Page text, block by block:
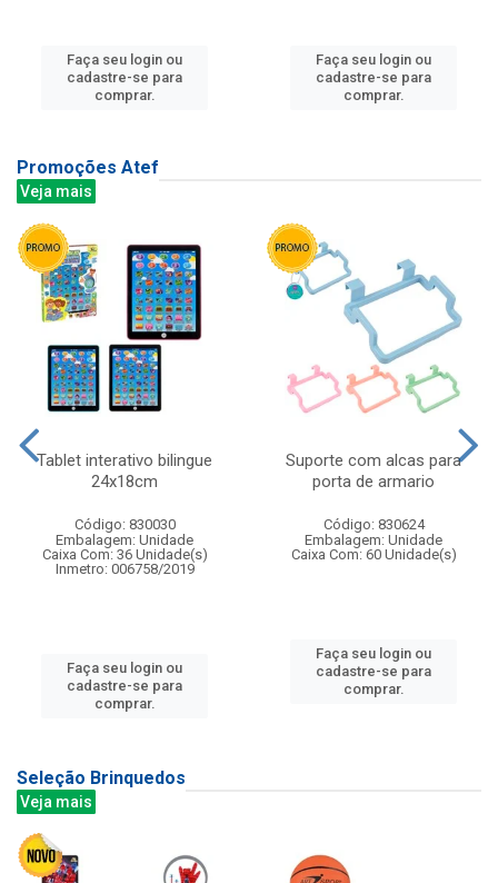
Faça seu login ou
cadastre-se para
comprar.
Faça seu login ou
cadastre-se para
comprar.
Promoções Atef
Veja mais
Tablet interativo bilingue
24x18cm
Código: 830030
Embalagem: Unidade
Caixa Com: 36 Unidade(s)
Inmetro: 006758/2019
Faça seu login ou
cadastre-se para
comprar.
Suporte com alcas para
porta de armario
Código: 830624
Embalagem: Unidade
Caixa Com: 60 Unidade(s)
Faça seu login ou
cadastre-se para
comprar.
Seleção Brinquedos
Veja mais